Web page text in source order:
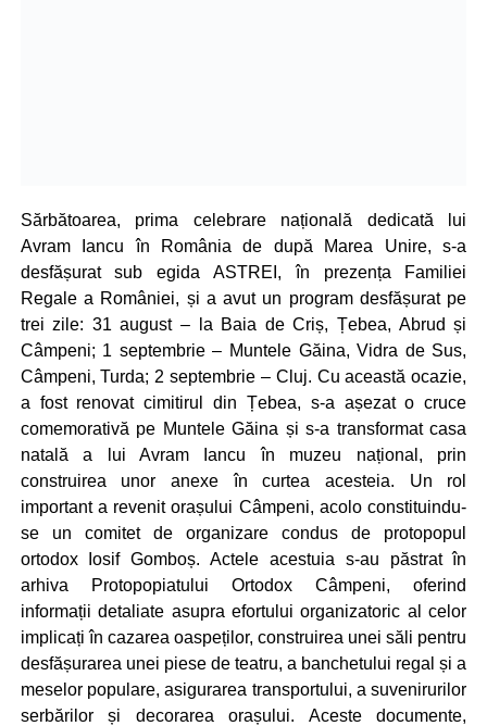
Sărbătoarea, prima celebrare națională dedicată lui
Avram Iancu în România de după Marea Unire, s-a
desfășurat sub egida ASTREI, în prezența Familiei
Regale a României, și a avut un program desfășurat pe
trei zile: 31 august – la Baia de Criș, Țebea, Abrud și
Câmpeni; 1 septembrie – Muntele Găina, Vidra de Sus,
Câmpeni, Turda; 2 septembrie – Cluj. Cu această ocazie,
a fost renovat cimitirul din Țebea, s-a așezat o cruce
comemorativă pe Muntele Găina și s-a transformat casa
natală a lui Avram Iancu în muzeu național, prin
construirea unor anexe în curtea acesteia. Un rol
important a revenit orașului Câmpeni, acolo constituindu-
se un comitet de organizare condus de protopopul
ortodox Iosif Gomboș. Actele acestuia s-au păstrat în
arhiva Protopopiatului Ortodox Câmpeni, oferind
informații detaliate asupra efortului organizatoric al celor
implicați în cazarea oaspeților, construirea unei săli pentru
desfășurarea unei piese de teatru, a banchetului regal și a
meselor populare, asigurarea transportului, a suvenirurilor
serbărilor și decorarea orașului. Aceste documente,